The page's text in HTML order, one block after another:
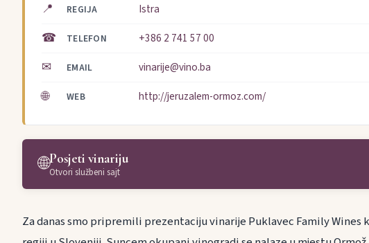
📍 REGIJA Istra
☎ TELEFON +386 2 741 57 00
✉ EMAIL vinarije@vino.ba
🌐 WEB http://jeruzalem-ormoz.com/
🌐Posjeti vinariju
Otvori službeni sajt
Za danas smo pripremili prezentaciju vinarije Puklavec Family Wines